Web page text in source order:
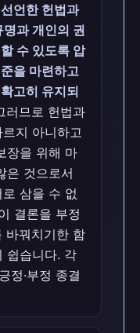
언한 헌법과
과 개인의 권
수 있도록 압
을 마련하고
고히 유지되
러므로 헌법과
지 아니하고
장을 위해 마
은 것으로서
삼을 수 없
결론을 부정
바꿔치기한 함
쉽습니다. 각
정·부정 종결